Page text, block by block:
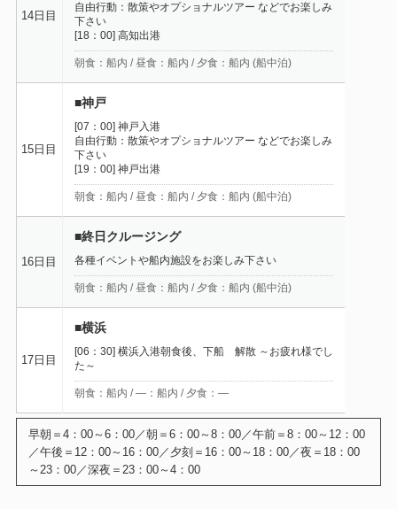
14日目
自由行動：散策やオプショナルツアー などでお楽しみ
下さい
[18：00] 高知出港
朝食：船内 / 昼食：船内 / 夕食：船内 (船中泊)
15日目
■神戸
[07：00] 神戸入港
自由行動：散策やオプショナルツアー などでお楽しみ
下さい
[19：00] 神戸出港
朝食：船内 / 昼食：船内 / 夕食：船内 (船中泊)
16日目
■終日クルージング
各種イベントや船内施設をお楽しみ下さい
朝食：船内 / 昼食：船内 / 夕食：船内 (船中泊)
17日目
■横浜
[06：30] 横浜入港朝食後、下船 解散 ～お疲れ様でし
た～
朝食：船内 / ―：船内 / 夕食：―